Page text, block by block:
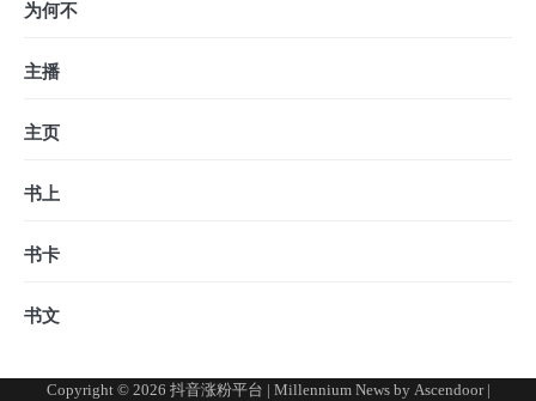
为何不
主播
主页
书上
书卡
书文
Copyright © 2026 抖音涨粉平台 | Millennium News by Ascendoor|